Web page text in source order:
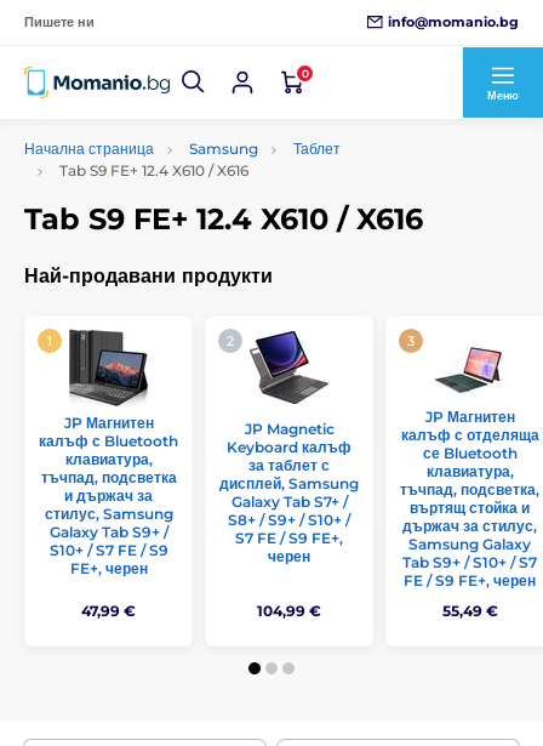
Пишете ни info@momanio.bg
0
Меню
Начална страница Samsung
Таблет
Tab S9 FE+ 12.4 X610 / X616
Tab S9 FE+ 12.4 X610 / X616
Най-продавани продукти
JP Магнитен
калъф с Bluetooth
клавиатура,
тъчпад, подсветка
и държач за
стилус, Samsung
Galaxy Tab S9+ /
S10+ / S7 FE / S9
FE+, черен
47,99 €
JP Magnetic
Keyboard калъф
за таблет с
дисплей, Samsung
Galaxy Tab S7+ /
S8+ / S9+ / S10+ /
S7 FE / S9 FE+,
черен
104,99 €
JP Магнитен
калъф с отделяща
се Bluetooth
клавиатура,
тъчпад, подсветка,
въртящ стойка и
държач за стилус,
Samsung Galaxy
Tab S9+ / S10+ / S7
FE / S9 FE+, черен
55,49 €